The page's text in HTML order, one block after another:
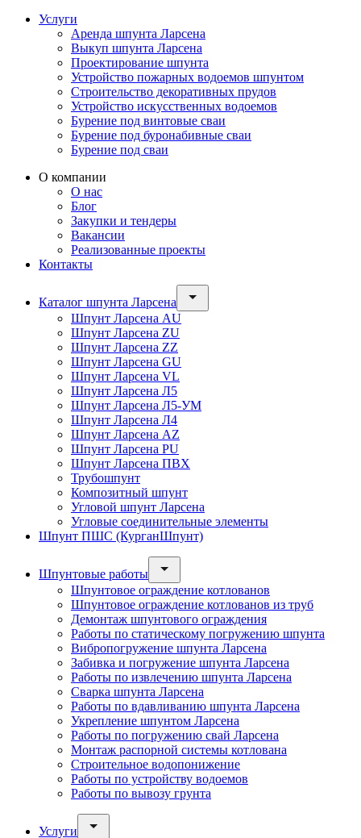
Услуги
Аренда шпунта Ларсена
Выкуп шпунта Ларсена
Проектирование шпунта
Устройство пожарных водоемов шпунтом
Строительство декоративных прудов
Устройство искусственных водоемов
Бурение под винтовые сваи
Бурение под буронабивные сваи
Бурение под сваи
О компании
О нас
Блог
Закупки и тендеры
Вакансии
Реализованные проекты
Контакты
Каталог шпунта Ларсена
Шпунт Ларсена AU
Шпунт Ларсена ZU
Шпунт Ларсена ZZ
Шпунт Ларсена GU
Шпунт Ларсена VL
Шпунт Ларсена Л5
Шпунт Ларсена Л5-УМ
Шпунт Ларсена Л4
Шпунт Ларсена AZ
Шпунт Ларсена PU
Шпунт Ларсена ПВХ
Трубошпунт
Композитный шпунт
Угловой шпунт Ларсена
Угловые соединительные элементы
Шпунт ПШС (КурганШпунт)
Шпунтовые работы
Шпунтовое ограждение котлованов
Шпунтовое ограждение котлованов из труб
Демонтаж шпунтового ограждения
Работы по статическому погружению шпунта
Вибропогружение шпунта Ларсена
Забивка и погружение шпунта Ларсена
Работы по извлечению шпунта Ларсена
Сварка шпунта Ларсена
Работы по вдавливанию шпунта Ларсена
Укрепление шпунтом Ларсена
Работы по погружению свай Ларсена
Монтаж распорной системы котлована
Строительное водопонижение
Работы по устройству водоемов
Работы по вывозу грунта
Услуги